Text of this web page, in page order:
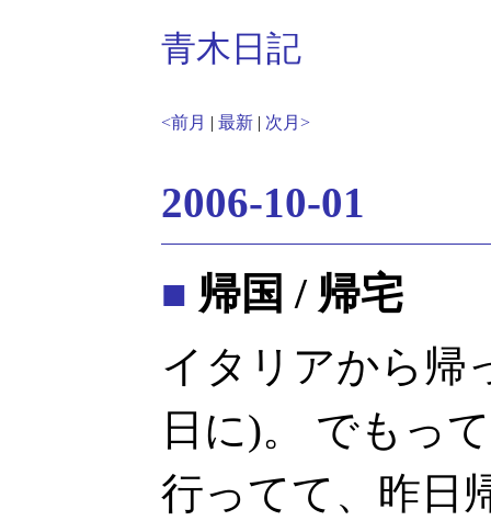
青木日記
<前月 | 最新 | 次月>
2006-10-01
■ 帰国 / 帰宅
イタリアから帰
日に)。 でもっ
行ってて、昨日